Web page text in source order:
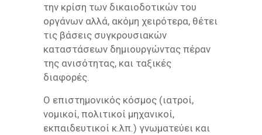
την κρίση των δικαιοδοτικών του
οργάνων αλλά, ακόμη χειρότερα, θέτει
τις βάσεις συγκρουσιακών
καταστάσεων δημιουργώντας πέραν
της ανισότητας, και ταξικές
διαφορές.
Ο επιστημονικός κόσμος (ιατροί,
νομικοί, πολιτικοί μηχανικοί,
εκπαιδευτικοί κ.λπ.) γνωματεύει και